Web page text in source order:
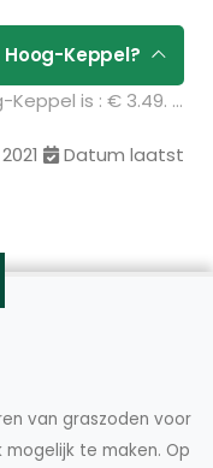
Keppel?
De prijs voor 1 m² gras in Hoog-Keppel is : € 3.49. U kunt deze graszoden bestellen via de volgende link:
Datum laatst
van graszoden voor
te maken. Op